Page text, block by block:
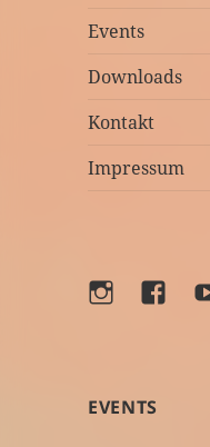
Events
Downloads
Kontakt
Impressum
Instagram
EVENTS